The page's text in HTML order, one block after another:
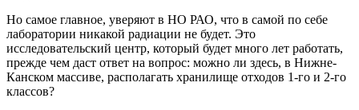
Но самое главное, уверяют в НО РАО, что в самой по себе
лаборатории никакой радиации не будет. Это
исследовательский центр, который будет много лет работать,
прежде чем даст ответ на вопрос: можно ли здесь, в Нижне-
Канском массиве, располагать хранилище отходов 1-го и 2-го
классов?